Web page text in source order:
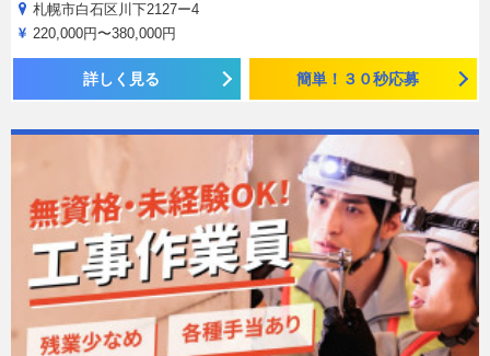
札幌市白石区川下2127ー4
220,000円〜380,000円
詳しく見る 簡単！３０秒応募